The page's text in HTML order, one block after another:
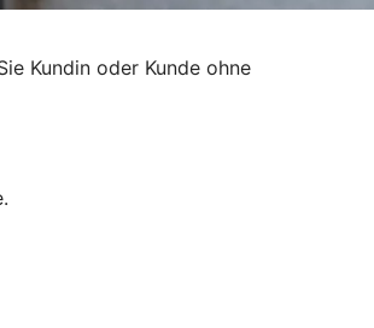
Kundin oder Kunde ohne